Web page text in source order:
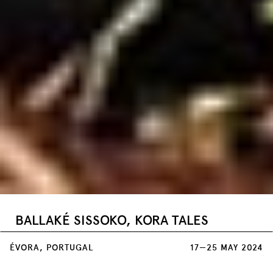
ÉVORA, PORTUGAL 17—25 MAY 2024
BALLAKÉ SISSOKO, KORA TALES
mali 2023, 52'
Soror Mariana Auditorium